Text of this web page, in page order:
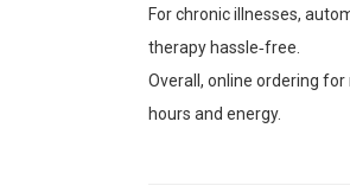
For chronic illnesses,
therapy hassle‑free.
Overall, online ordering
hours and energy.